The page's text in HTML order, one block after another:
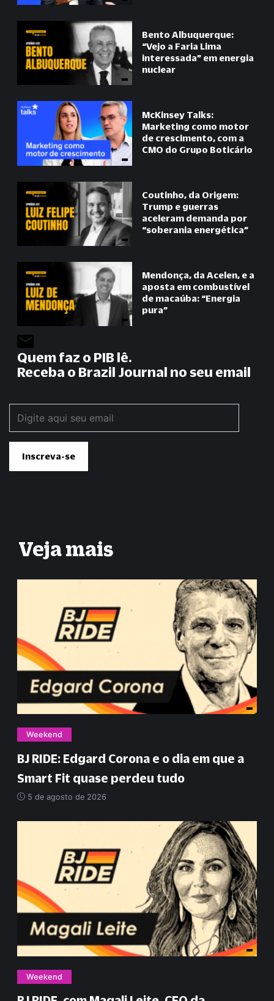
Bento Albuquerque:
“Vejo a Faria Lima
interessada” em energia
nuclear
McKinsey Talks:
Marketing como motor
de crescimento, com a
CMO do Grupo Boticário
Coutinho, da Origem:
Trump e guerras
aceleram demanda por
“soberania energética”
Mendonça, da Acelen, e a
aposta em combustível
de macaúba: “Energia
pura”
Quem faz o PIB lê.
Receba o Brazil Journal no seu email
Veja mais
Weekend
BJ RIDE: Edgard Corona e o dia em que a
Smart Fit quase perdeu tudo
5 de agosto de 2026
Weekend